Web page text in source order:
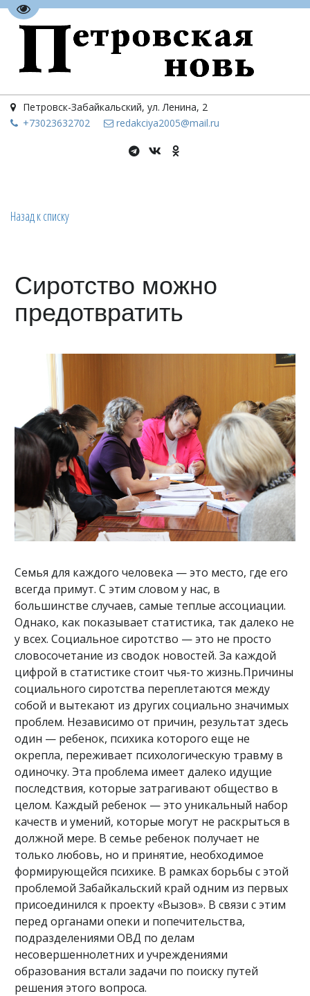
Перейти на версию для слабовидящих
Петровск-Забайкальский, ул. Ленина, 2
+73023632702 redakciya2005@mail.ru
Назад к списку
Сиротство можно
предотвратить
Семья для каждого человека — это место, где его
всегда примут. С этим словом у нас, в
большинстве случаев, самые теплые ассоциации.
Однако, как показывает статистика, так далеко не
у всех. Социальное сиротство — это не просто
словосочетание из сводок новостей. За каждой
цифрой в статистике стоит чья-то жизнь.Причины
социального сиротства переплетаются между
собой и вытекают из других социально значимых
проблем. Независимо от причин, результат здесь
один — ребенок, психика которого еще не
окрепла, переживает психологическую травму в
одиночку. Эта проблема имеет далеко идущие
последствия, которые затрагивают общество в
целом. Каждый ребенок — это уникальный набор
качеств и умений, которые могут не раскрыться в
должной мере. В семье ребенок получает не
только любовь, но и принятие, необходимое
формирующейся психике. В рамках борьбы с этой
проблемой Забайкальский край одним из первых
присоединился к проекту «Вызов». В связи с этим
перед органами опеки и попечительства,
подразделениями ОВД по делам
несовершеннолетних и учреждениями
образования встали задачи по поиску путей
решения этого вопроса.